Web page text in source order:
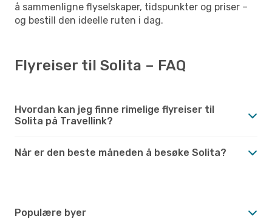
å sammenligne flyselskaper, tidspunkter og priser –
og bestill den ideelle ruten i dag.
Flyreiser til Solita – FAQ
Hvordan kan jeg finne rimelige flyreiser til
Solita på Travellink?
Når er den beste måneden å besøke Solita?
Populære byer